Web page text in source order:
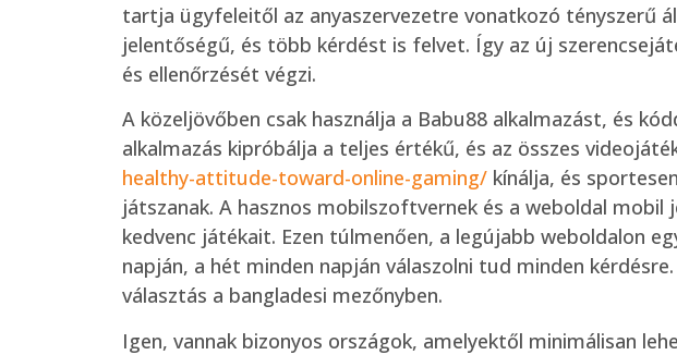
tartja ügyfeleitől az anyaszervezetre vonatkozó tényszerű
jelentőségű, és több kérdést is felvet. Így az új
és ellenőrzését végzi.
A közeljövőben csak használja a Babu88 alkalmazást, és
alkalmazás kipróbálja a teljes értékű, és az összes
healthy-attitude-toward-online-gaming/ kínálja, és
játszanak. A hasznos mobilszoftvernek és a weboldal
kedvenc játékait. Ezen túlmenően, a legújabb weboldalon
napján, a hét minden napján válaszolni tud minden
választás a bangladesi mezőnyben.
Igen, vannak bizonyos országok, amelyektől minimálisan